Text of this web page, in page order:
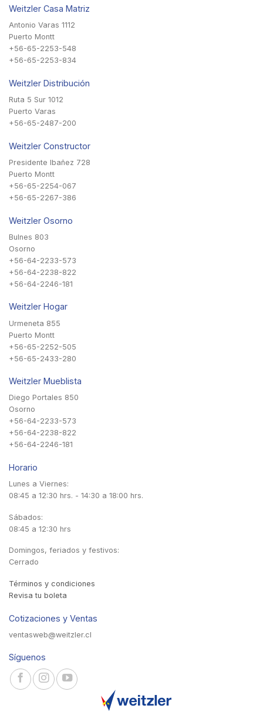
Weitzler Casa Matriz
Antonio Varas 1112
Puerto Montt
+56-65-2253-548
+56-65-2253-834
Weitzler Distribución
Ruta 5 Sur 1012
Puerto Varas
+56-65-2487-200
Weitzler Constructor
Presidente Ibañez 728
Puerto Montt
+56-65-2254-067
+56-65-2267-386
Weitzler Osorno
Bulnes 803
Osorno
+56-64-2233-573
+56-64-2238-822
+56-64-2246-181
Weitzler Hogar
Urmeneta 855
Puerto Montt
+56-65-2252-505
+56-65-2433-280
Weitzler Mueblista
Diego Portales 850
Osorno
+56-64-2233-573
+56-64-2238-822
+56-64-2246-181
Horario
Lunes a Viernes:
08:45 a 12:30 hrs. - 14:30 a 18:00 hrs.
Sábados:
08:45 a 12:30 hrs
Domingos, feriados y festivos:
Cerrado
Términos y condiciones
Revisa tu boleta
Cotizaciones y Ventas
ventasweb@weitzler.cl
Síguenos